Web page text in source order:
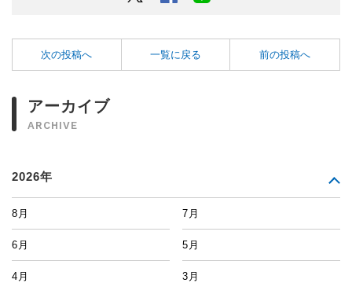
次の投稿へ 一覧に戻る 前の投稿へ
アーカイブ
ARCHIVE
2026年
8月 7月
6月 5月
4月 3月